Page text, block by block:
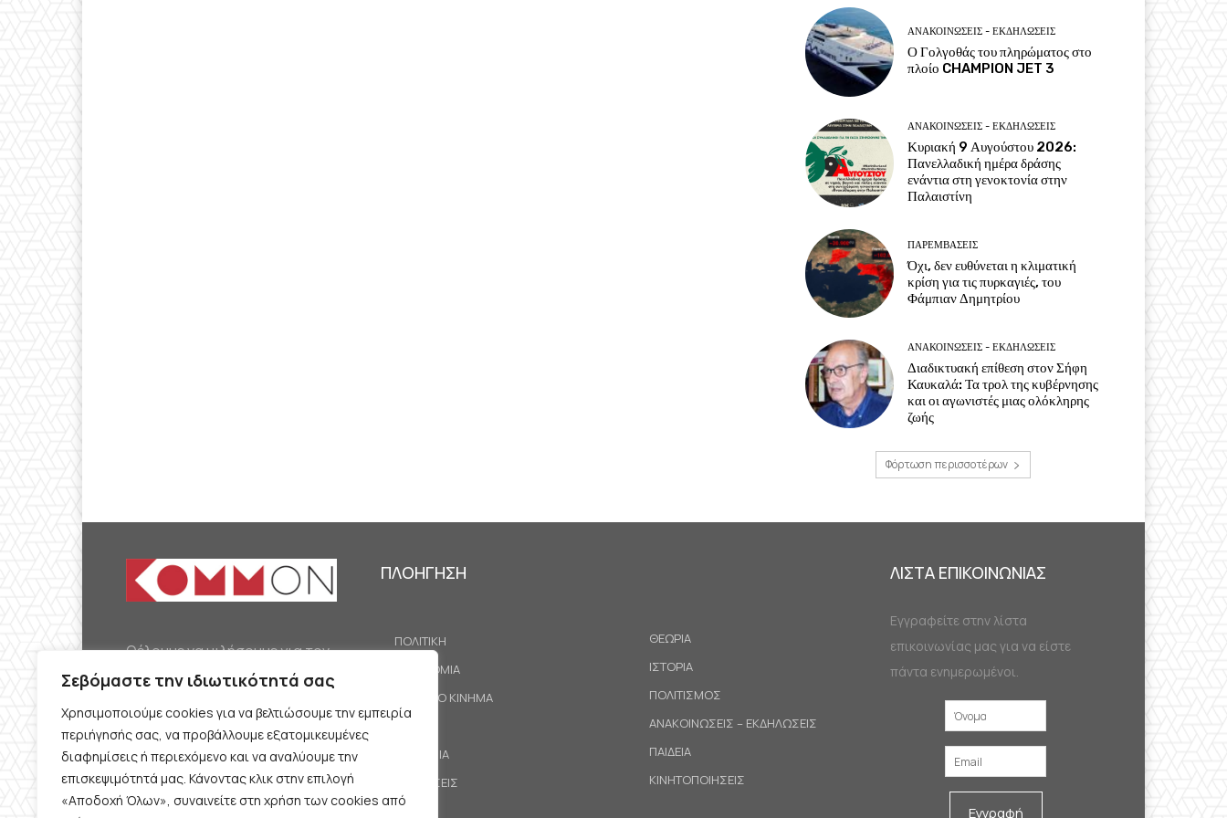
Σεβόμαστε την ιδιωτικότητά σας
Χρησιμοποιούμε cookies για να βελτιώσουμε την εμπειρία
περιήγησής σας, να προβάλλουμε εξατομικευμένες
διαφημίσεις ή περιεχόμενο και να αναλύουμε την
επισκεψιμότητά μας. Κάνοντας κλικ στην επιλογή
«Αποδοχή Όλων», συναινείτε στη χρήση των cookies από
ΑΝΑΚΟΙΝΩΣΕΙΣ - ΕΚΔΗΛΩΣΕΙΣ
Ο Γολγοθάς του πληρώματος στο
πλοίο CHAMPION JET 3
ΑΝΑΚΟΙΝΩΣΕΙΣ - ΕΚΔΗΛΩΣΕΙΣ
Κυριακή 9 Αυγούστου 2026:
Πανελλαδική ημέρα δράσης
ενάντια στη γενοκτονία στην
Παλαιστίνη
ΠΑΡΕΜΒΑΣΕΙΣ
Όχι, δεν ευθύνεται η κλιματική
κρίση για τις πυρκαγιές, του
Φάμπιαν Δημητρίου
ΑΝΑΚΟΙΝΩΣΕΙΣ - ΕΚΔΗΛΩΣΕΙΣ
Διαδικτυακή επίθεση στον Σήφη
Καυκαλά: Τα τρολ της κυβέρνησης
και οι αγωνιστές μιας ολόκληρης
ζωής
Φόρτωση περισσοτέρων
Θέλουμε να μιλήσουμε για τον
κομμουνισμό της εποχής μας,
την αναγκαία αλλά όχι
δεδομένη προοπτική.
Θέλουμε να μιλήσουμε
ταυτόχρονα για την
καθημερινή επιβίωση και τον
ΠΛΟΗΓΗΣΗ
ΠΟΛΙΤΙΚΗ
ΟΙΚΟΝΟΜΙΑ
ΕΡΓΑΤΙΚΟ ΚΙΝΗΜΑ
ΚΟΙΝΩΝΙΑ
ΠΡΟΤΑΣΕΙΣ
ΘΕΩΡΙΑ
ΙΣΤΟΡΙΑ
ΠΟΛΙΤΙΣΜΟΣ
ΑΝΑΚΟΙΝΩΣΕΙΣ – ΕΚΔΗΛΩΣΕΙΣ
ΠΑΙΔΕΙΑ
ΚΙΝΗΤΟΠΟΙΗΣΕΙΣ
ΛΙΣΤΑ ΕΠΙΚΟΙΝΩΝΙΑΣ
Εγγραφείτε στην λίστα
επικοινωνίας μας για να είστε
πάντα ενημερωμένοι.
Εγγραφή